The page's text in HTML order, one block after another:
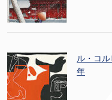
ル・コ
年